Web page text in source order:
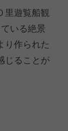
里遊覧船観
いる絶景
り作られた
じることが